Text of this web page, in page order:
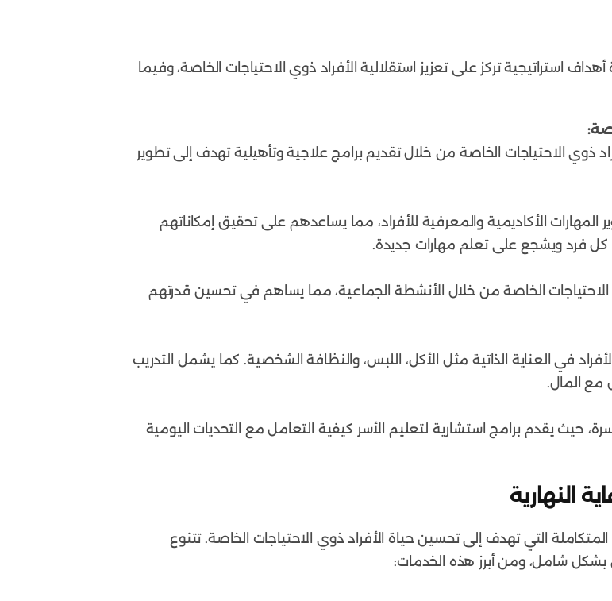
استراتيجية تركز على تعزيز استقلالية الأفراد ذوي الاحتياجات الخاصة، وفيما
ذوي الاحتياجات الخاصة من خلال تقديم برامج علاجية وتأهيلية تهدف إلى تطوير
الأكاديمية والمعرفية للأفراد، مما يساعدهم على تحقيق إمكاناتهم
كل فرد ويشجع على تعلم مهارات جديدة.
الاحتياجات الخاصة من خلال الأنشطة الجماعية، مما يساهم في تحسين قدرتهم
في العناية الذاتية مثل الأكل، اللبس، والنظافة الشخصية. كما يشمل التدريب
مع المال.
حيث يقدم برامج استشارية لتعليم الأسر كيفية التعامل مع التحديات اليومية
النهارية
التي تهدف إلى تحسين حياة الأفراد ذوي الاحتياجات الخاصة. تتنوع
بشكل شامل، ومن أبرز هذه الخدمات: